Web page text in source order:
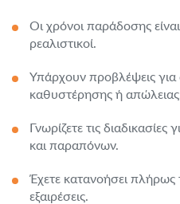
Οι χρόνοι παράδοσης
ρεαλιστικοί.
Υπάρχουν προβλέψεις
καθυστέρησης ή
Γνωρίζετε τις
και παραπόνων.
Έχετε κατανοήσει πλήρως
εξαιρέσεις.